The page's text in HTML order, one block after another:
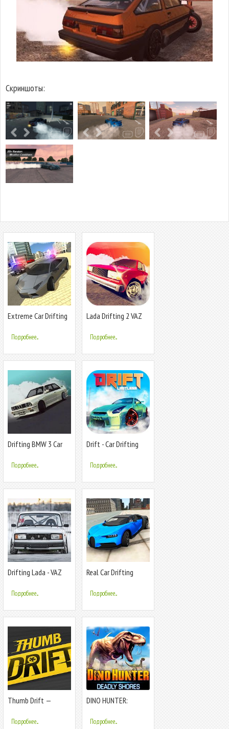
Скриншоты:
Extreme Car Drifting
Подробнее...
Lada Drifting 2 VAZ
Подробнее...
Drifting BMW 3 Car
Drifter
Подробнее...
Drift - Car Drifting
Games
Подробнее...
Drifting Lada - VAZ
Подробнее...
Real Car Drifting
Подробнее...
Thumb Drift —
Racing Game
Подробнее...
DINO HUNTER:
Подробнее...